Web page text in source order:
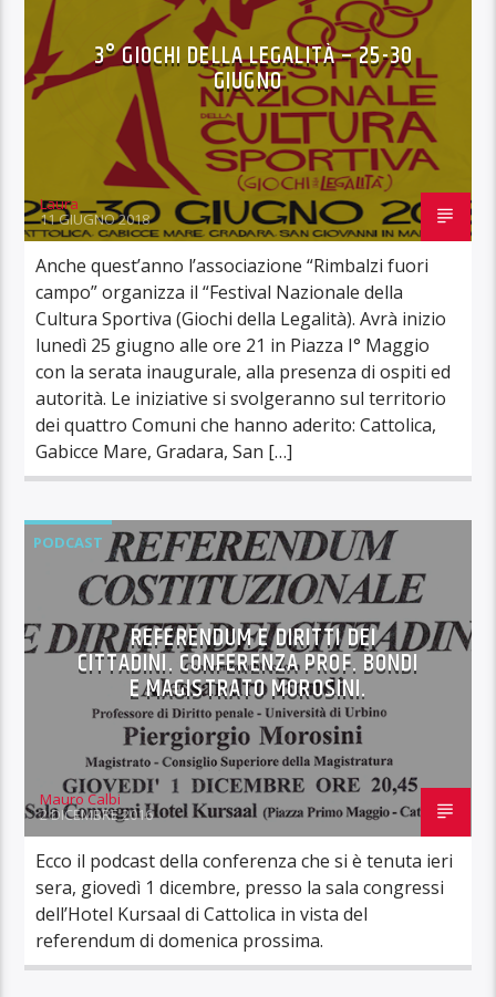
3° GIOCHI DELLA LEGALITÀ – 25-30
GIUGNO
Laura
11 GIUGNO 2018
Anche quest’anno l’associazione “Rimbalzi fuori
campo” organizza il “Festival Nazionale della
Cultura Sportiva (Giochi della Legalità). Avrà inizio
lunedì 25 giugno alle ore 21 in Piazza I° Maggio
con la serata inaugurale, alla presenza di ospiti ed
autorità. Le iniziative si svolgeranno sul territorio
dei quattro Comuni che hanno aderito: Cattolica,
Gabicce Mare, Gradara, San […]
PODCAST
REFERENDUM E DIRITTI DEI
CITTADINI. CONFERENZA PROF. BONDI
E MAGISTRATO MOROSINI.
Mauro Calbi
2 DICEMBRE 2016
Ecco il podcast della conferenza che si è tenuta ieri
sera, giovedì 1 dicembre, presso la sala congressi
dell’Hotel Kursaal di Cattolica in vista del
referendum di domenica prossima.